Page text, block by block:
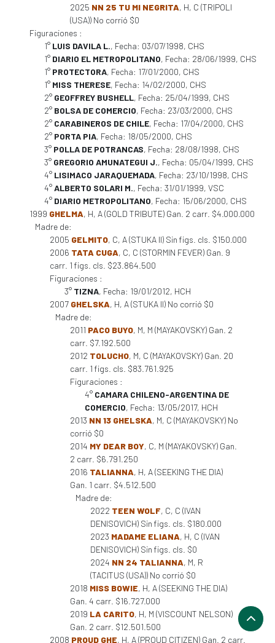
2025 NN 25 TU MI NEGRITA, H, C (TRIPOLI
(USA)) No corrió $0
Figuraciones :
1° LUIS DAVILA L., Fecha: 03/07/1998, CHS
1° DIARIO EL METROPOLITANO, Fecha: 28/06/1999, CHS
1° PROTECTORA, Fecha: 17/01/2000, CHS
1° MISS THERESE, Fecha: 14/02/2000, CHS
2° GEOFFREY BUSHELL, Fecha: 25/04/1999, CHS
2° BOLSA DE COMERCIO, Fecha: 23/03/2000, CHS
2° CARABINEROS DE CHILE, Fecha: 17/04/2000, CHS
2° PORTA PIA, Fecha: 18/05/2000, CHS
3° POLLA DE POTRANCAS, Fecha: 28/08/1998, CHS
3° GREGORIO AMUNATEGUI J., Fecha: 05/04/1999, CHS
4° LISIMACO JARAQUEMADA, Fecha: 23/10/1998, CHS
4°ALBERTO SOLARI M., Fecha: 31/01/1999, VSC
4° DIARIO METROPOLITANO, Fecha: 15/06/2000, CHS
1999 GHELMA, H, A (GOLD TRIBUTE) Gan. 2 carr. $4.000.000
Madre de:
2005 GELMITO, C, A (STUKA II) Sin figs. cls. $150.000
2006 TATA CUGA, C, C (STORMIN FEVER) Gan. 9
carr. 1 figs. cls. $23.864.500
Figuraciones :
3° TIZNA, Fecha: 19/01/2012, HCH
2007 GHELSKA, H, A (STUKA II) No corrió $0
Madre de:
2011 PACO BUYO, M, M (MAYAKOVSKY) Gan. 2
carr. $7.192.500
2012 TOLUCHO, M, C (MAYAKOVSKY) Gan. 20
carr. 1 figs. cls. $83.761.925
Figuraciones :
4° CAMARA CHILENO-ARGENTINA DE
COMERCIO, Fecha: 13/05/2017, HCH
2013 NN 13 GHELSKA, M, C (MAYAKOVSKY) No
corrió $0
2014 MY DEAR BOY, C, M (MAYAKOVSKY) Gan.
2 carr. $6.791.250
2016 TALIANNA, H, A (SEEKING THE DIA)
Gan. 1 carr. $4.512.500
Madre de:
2022 TEEN WOLF, C, C (IVAN
DENISOVICH) Sin figs. cls. $180.000
2023 MADAME ELIANA, H, C (IVAN
DENISOVICH) Sin figs. cls. $0
2024 NN 24 TALIANNA, M, R
(TACITUS (USA)) No corrió $0
2018 MISS BOWIE, H, A (SEEKING THE DIA)
Gan. 4 carr. $16.727.000
2019 LA CARITO, H, M (VISCOUNT NELSON)
Gan. 2 carr. $12.501.500
2008 PROUD GHE, H, A (PROUD CITIZEN) Gan. 2 carr.